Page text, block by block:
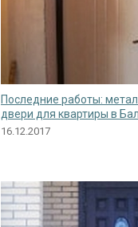
Последние работы:
двери для квартиры в
16.12.2017